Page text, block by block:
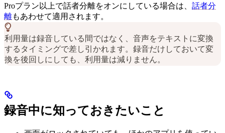
Proプラン以上で話者分離をオンにしている場合は、 話者分
離もあわせて適用されます。
利用量は録音している間ではなく、音声をテキストに変換
するタイミングで差し引かれます。録音だけしておいて変
換を後回しにしても、利用量は減りません。
録音中に知っておきたいこと